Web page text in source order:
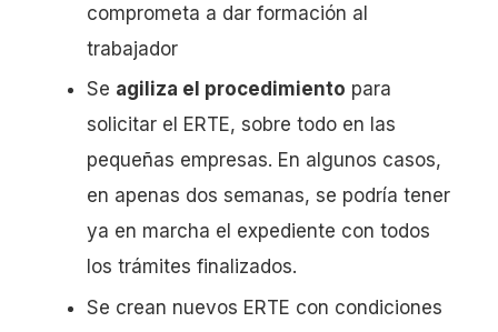
comprometa a dar formación al
trabajador
Se agiliza el procedimiento para
solicitar el ERTE, sobre todo en las
pequeñas empresas. En algunos casos,
en apenas dos semanas, se podría tener
ya en marcha el expediente con todos
los trámites finalizados.
Se crean nuevos ERTE con condiciones